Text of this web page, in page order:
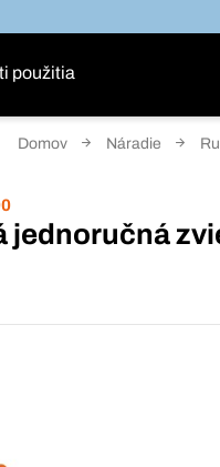
použitia
Domov Náradie
jednoručná